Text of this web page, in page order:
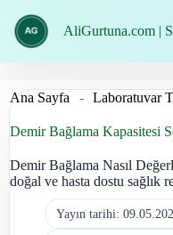
geç
AliGurtuna.com |
Ana Sayfa - Laboratuvar
Demir Bağlama Kapasitesi
Demir Bağlama Nasıl
doğal ve hasta dostu sağlık
Yayın tarihi: